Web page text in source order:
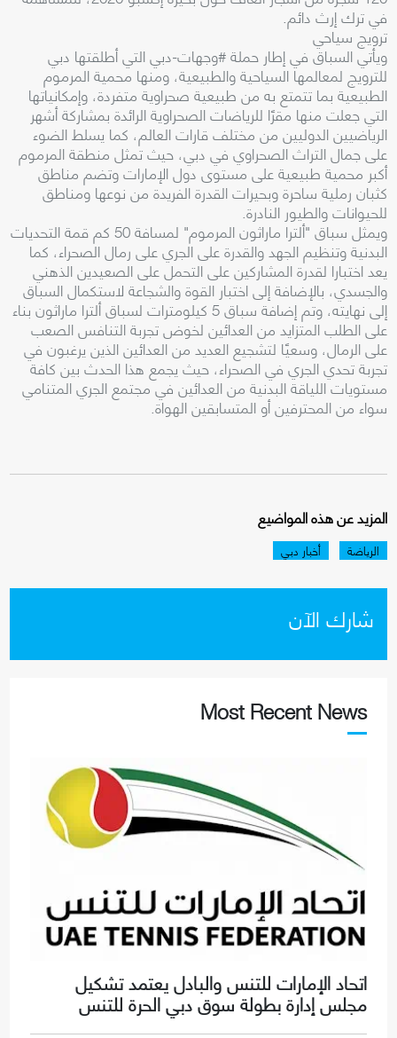
في ترك إرث دائم.
ترويج سياحي
ويأتي السباق في إطار حملة #وجهات-دبي التي أطلقتها دبي
للترويج لمعالمها السياحية والطبيعية، ومنها محمية المرموم
الطبيعية بما تتمتع به من طبيعية صحراوية متفردة، وإمكانياتها
التي جعلت منها مقرًا للرياضات الصحراوية الرائدة بمشاركة أشهر
الرياضيين الدوليين من مختلف قارات العالم، كما يسلط الضوء
على جمال التراث الصحراوي في دبي، حيث تمثل منطقة المرموم
أكبر محمية طبيعية على مستوى دول الإمارات وتضم مناطق
كثبان رملية ساحرة وبحيرات القدرة الفريدة من نوعها ومناطق
للحيوانات والطيور النادرة.
ويمثل سباق "ألترا ماراثون المرموم" لمسافة 50 كم قمة التحديات
البدنية وتنظيم الجهد والقدرة على الجري على رمال الصحراء، كما
يعد اختبارا لقدرة المشاركين على التحمل على الصعيدين الذهني
والجسدي، بالإضافة إلى اختبار القوة والشجاعة لاستكمال السباق
إلى نهايته، وتم إضافة سباق 5 كيلومترات لسباق ألترا ماراثون بناء
على الطلب المتزايد من العدائين لخوض تجربة التنافس الصعب
على الرمال، وسعيًا لتشجيع العديد من العدائين الذين يرغبون في
تجربة تحدي الجري في الصحراء، حيث يجمع هذا الحدث بين كافة
مستويات اللياقة البدنية من العدائين في مجتمع الجري المتنامي
سواء من المحترفين أو المتسابقين الهواة.
المزيد عن هذه المواضيع
الرياضة أخبار دبي
شارك الآن
Most Recent News
اتحاد الإمارات للتنس والبادل يعتمد تشكيل
مجلس إدارة بطولة سوق دبي الحرة للتنس